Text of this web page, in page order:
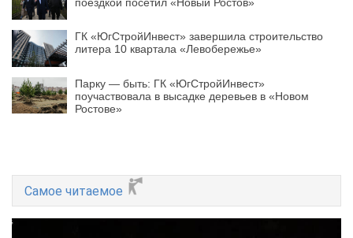
ГК «ЮгСтройИнвест» завершила строительство
литера 10 квартала «Левобережье»
Парку — быть: ГК «ЮгСтройИнвест»
поучаствовала в высадке деревьев в «Новом
Ростове»
Самое читаемое